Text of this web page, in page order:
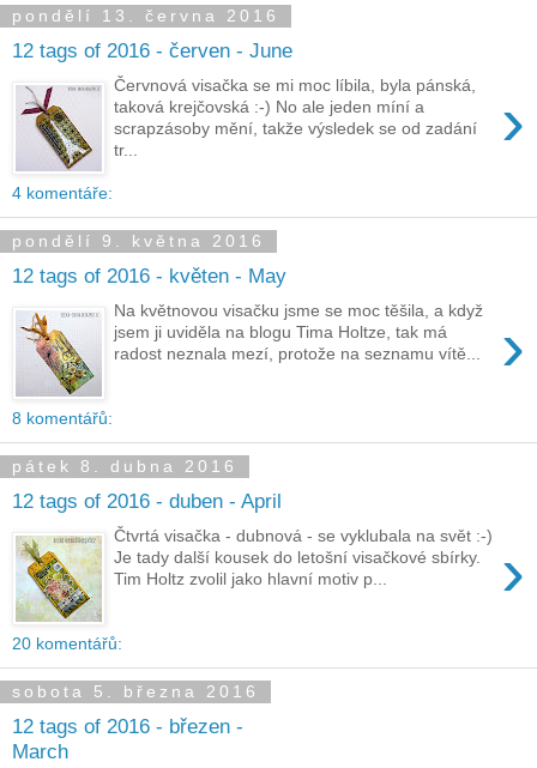
pondělí 13. června 2016
12 tags of 2016 - červen - June
›
Červnová visačka se mi moc líbila, byla pánská,
taková krejčovská :-) No ale jeden míní a
scrapzásoby mění, takže výsledek se od zadání
tr...
4 komentáře:
pondělí 9. května 2016
12 tags of 2016 - květen - May
›
Na květnovou visačku jsme se moc těšila, a když
jsem ji uviděla na blogu Tima Holtze, tak má
radost neznala mezí, protože na seznamu vítě...
8 komentářů:
pátek 8. dubna 2016
12 tags of 2016 - duben - April
›
Čtvrtá visačka - dubnová - se vyklubala na svět :-)
Je tady další kousek do letošní visačkové sbírky.
Tim Holtz zvolil jako hlavní motiv p...
20 komentářů:
sobota 5. března 2016
12 tags of 2016 - březen -
March